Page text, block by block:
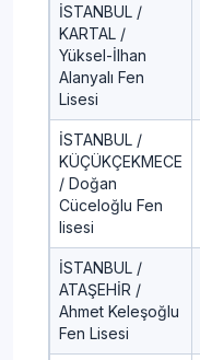
İSTANBUL /
KARTAL /
Yüksel-İlhan
Alanyalı Fen
Lisesi
İSTANBUL /
KÜÇÜKÇEKMECE
/ Doğan
Cüceloğlu Fen
lisesi
İSTANBUL /
ATAŞEHİR /
Ahmet Keleşoğlu
Fen Lisesi